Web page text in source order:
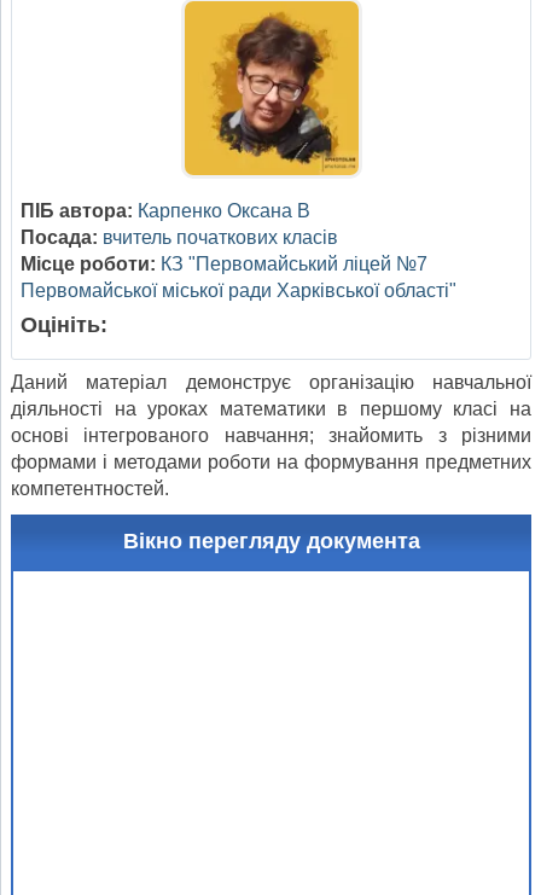
ПІБ автора: Карпенко Оксана В
Посада: вчитель початкових класів
Місце роботи: КЗ "Первомайський ліцей №7
Первомайської міської ради Харківської області"
Оцініть:
Даний матеріал демонструє організацію навчальної
діяльності на уроках математики в першому класі на
основі інтегрованого навчання; знайомить з різними
формами і методами роботи на формування предметних
компетентностей.
Вікно перегляду документа